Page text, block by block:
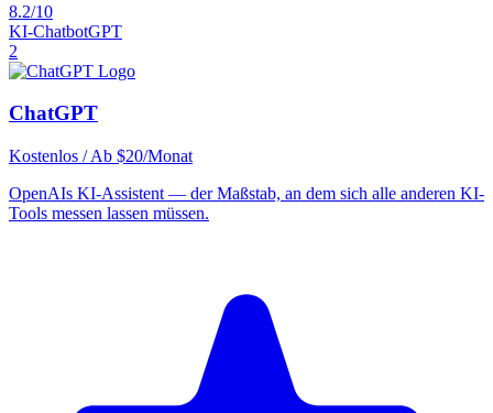
8.2/10
KI-ChatbotGPT
2
ChatGPT
Kostenlos / Ab $20/Monat
OpenAIs KI-Assistent — der Maßstab, an dem sich alle anderen KI-
Tools messen lassen müssen.